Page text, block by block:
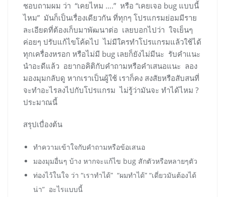
ชอบถามผม ว่า “เคยไหม ….” หรือ “เคยเจอ bug แบบนี้
ไหม” มันก็เป็นเรื่องเดียวกัน ที่ทุกๆ โปรแกรมย่อมมีราย
ละเอียดที่ต้องเก็บมาพัฒนาต่อ เลยบอกไปว่า ใจเย็นๆ
ค่อยๆ ปรับแก้ไขโค้ดไป ไม่มีใครทำโปรแกรมแล้วใช้ได้
ทุกเครื่องหรอก หรือไม่มี bug เลยก็ยังไม่มีนะ รับคำแนะ
นำอะดีแล้ว อยากอคิติกับคำถามหรือคำเสนอแนะ ลอง
มองมุมกลับดู หากเราเป็นผู้ใช้ เราก็คง สงสัยหรือสับสนที่
จะทำอะไรลงไปกับโปรแกรม ไม่รู้ว่ามันจะ ทำได้ไหม ?
ประมาณนี้
สรุปเบื่องต้น
ทำความเข้าใจกับคำถามหรือข้อเสนอ
มองมุมอื่นๆ บ้าง หากจะแก้ไข bug สักตัวหรือหลายๆตัว
ท่องไว้ในใจ ว่า “เราทำได้” “ผมทำได้” “เดี่ยวมันต้องได้
น่า” อะไรแบบนี้